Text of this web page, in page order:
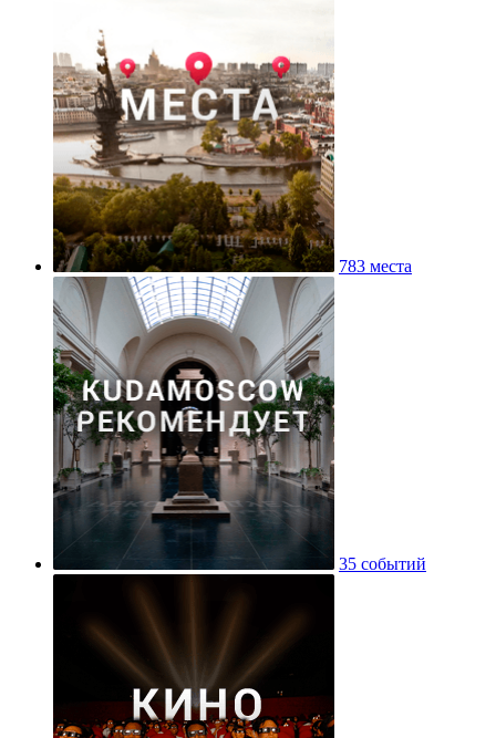
783 места
35 событий